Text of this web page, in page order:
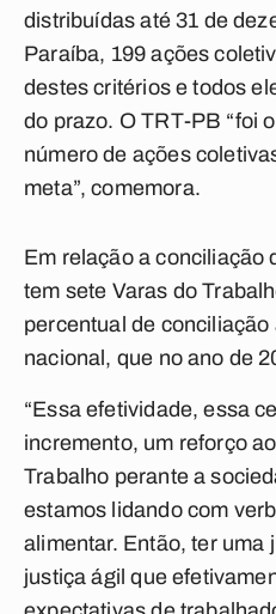
distribuídas até 31 de
Paraíba, 199 ações
destes critérios e todos
do prazo. O TRT-PB “foi
número de ações
meta”, comemora.
Em relação a conciliação
tem sete Varas do
percentual de conciliação
nacional, que no ano de
“Essa efetividade, essa
incremento, um reforço
Trabalho perante a
estamos lidando com
alimentar. Então, ter uma
justiça ágil que